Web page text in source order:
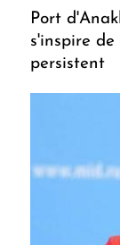
Port
s'inspire
persistent